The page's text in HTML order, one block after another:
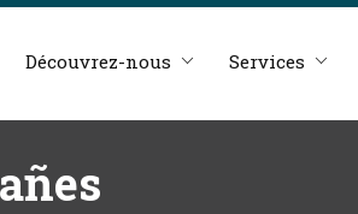
Découvrez-nous Services